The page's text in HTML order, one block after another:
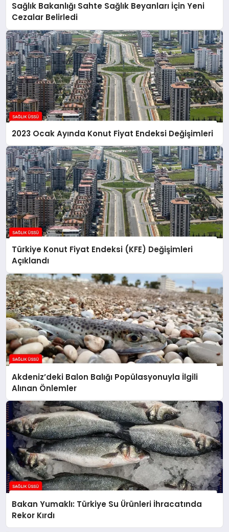
Sağlık Bakanlığı Sahte Sağlık Beyanları İçin Yeni
Cezalar Belirledi
2023 Ocak Ayında Konut Fiyat Endeksi Değişimleri
Türkiye Konut Fiyat Endeksi (KFE) Değişimleri
Açıklandı
Akdeniz’deki Balon Balığı Popülasyonuyla İlgili
Alınan Önlemler
Bakan Yumaklı: Türkiye Su Ürünleri İhracatında
Rekor Kırdı